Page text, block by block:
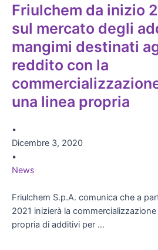
Friulchem da inizio
sul mercato degli
mangimi destinati
reddito con la
una linea propria
•
Dicembre 3, 2020
•
News
Friulchem S.p.A. comunica che a
2021 inizierà la
propria di additivi per …